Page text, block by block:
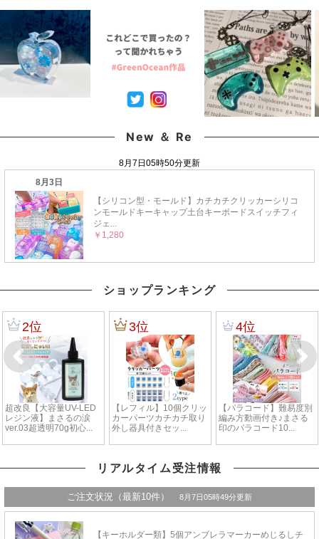
New ＆ Re
ショップランキング
リアルタイム受注情報